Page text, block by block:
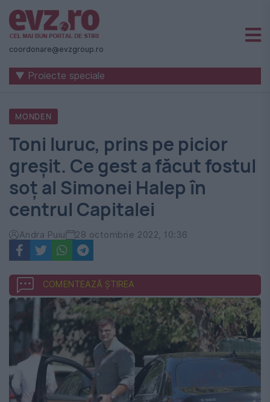
Știri
naționale
internaționale
România
Evenimentul
Zilei
coordonare@evzgroup.ro
▼ Proiecte speciale
MONDEN
Toni Iuruc, prins pe picior
greșit. Ce gest a făcut fostul
soț al Simonei Halep în
centrul Capitalei
Andra Puiu 28 octombrie 2022, 10:36
COMENTEAZĂ ȘTIREA